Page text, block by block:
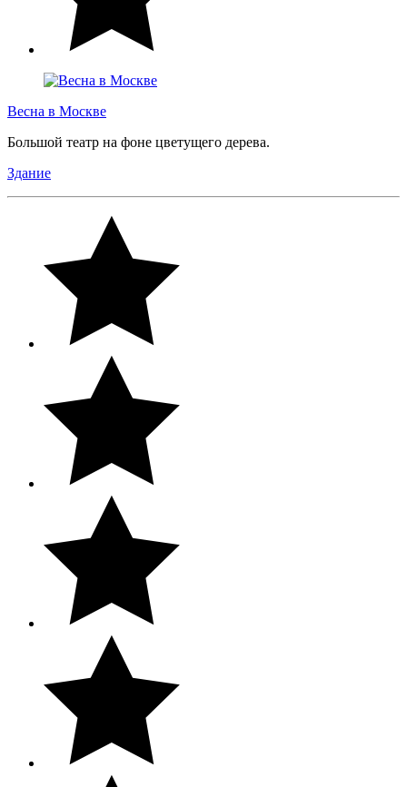
Весна в Москве
Большой театр на фоне цветущего дерева.
Здание